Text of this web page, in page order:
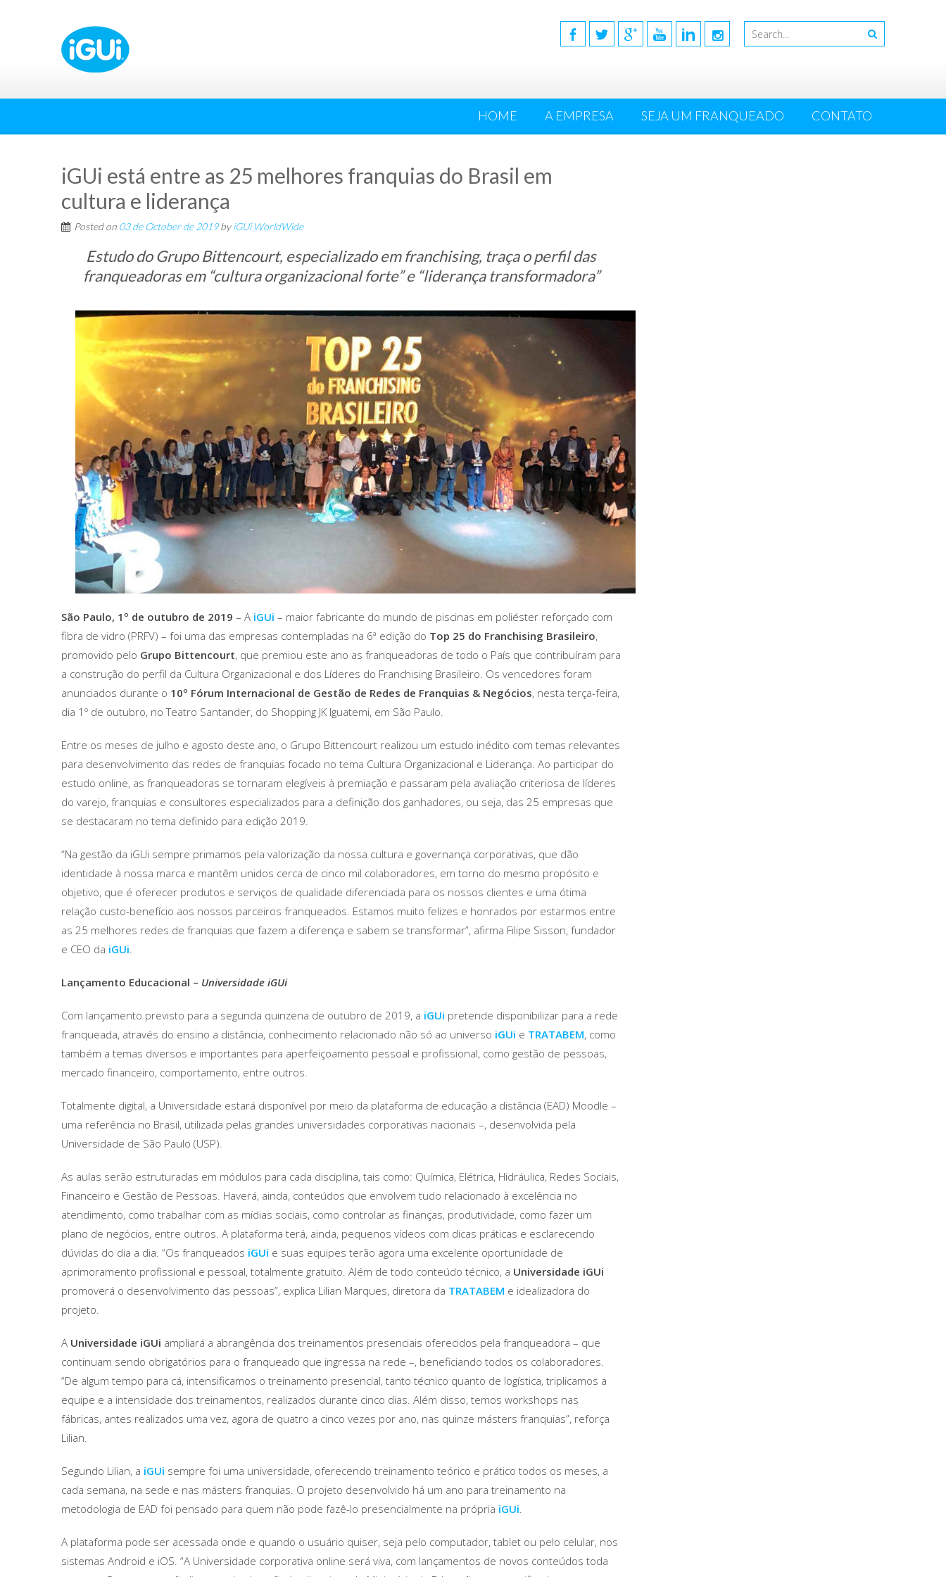
HOME A EMPRESA SEJA UM FRANQUEADO CONTATO
iGUi está entre as 25 melhores franquias do Brasil em
cultura e liderança
Posted on 03 de October de 2019byiGUi WorldWide
Estudo do Grupo Bittencourt, especializado em franchising, traça o perfil das
franqueadoras em “cultura organizacional forte” e “liderança transformadora”
São Paulo, 1º de outubro de 2019 – A iGUi – maior fabricante do mundo de piscinas em poliéster reforçado com
fibra de vidro (PRFV) – foi uma das empresas contempladas na 6ª edição do Top 25 do Franchising Brasileiro,
promovido pelo Grupo Bittencourt, que premiou este ano as franqueadoras de todo o País que contribuíram para
a construção do perfil da Cultura Organizacional e dos Líderes do Franchising Brasileiro. Os vencedores foram
anunciados durante o 10º Fórum Internacional de Gestão de Redes de Franquias & Negócios, nesta terça-feira,
dia 1º de outubro, no Teatro Santander, do Shopping JK Iguatemi, em São Paulo.
Entre os meses de julho e agosto deste ano, o Grupo Bittencourt realizou um estudo inédito com temas relevantes
para desenvolvimento das redes de franquias focado no tema Cultura Organizacional e Liderança. Ao participar do
estudo online, as franqueadoras se tornaram elegíveis à premiação e passaram pela avaliação criteriosa de líderes
do varejo, franquias e consultores especializados para a definição dos ganhadores, ou seja, das 25 empresas que
se destacaram no tema definido para edição 2019.
“Na gestão da iGUi sempre primamos pela valorização da nossa cultura e governança corporativas, que dão
identidade à nossa marca e mantêm unidos cerca de cinco mil colaboradores, em torno do mesmo propósito e
objetivo, que é oferecer produtos e serviços de qualidade diferenciada para os nossos clientes e uma ótima
relação custo-benefício aos nossos parceiros franqueados. Estamos muito felizes e honrados por estarmos entre
as 25 melhores redes de franquias que fazem a diferença e sabem se transformar”, afirma Filipe Sisson, fundador
e CEO da iGUi.
Lançamento Educacional – Universidade iGUi
Com lançamento previsto para a segunda quinzena de outubro de 2019, a iGUi pretende disponibilizar para a rede
franqueada, através do ensino a distância, conhecimento relacionado não só ao universo iGUi e TRATABEM, como
também a temas diversos e importantes para aperfeiçoamento pessoal e profissional, como gestão de pessoas,
mercado financeiro, comportamento, entre outros.
Totalmente digital, a Universidade estará disponível por meio da plataforma de educação a distância (EAD) Moodle –
uma referência no Brasil, utilizada pelas grandes universidades corporativas nacionais –, desenvolvida pela
Universidade de São Paulo (USP).
As aulas serão estruturadas em módulos para cada disciplina, tais como: Química, Elétrica, Hidráulica, Redes Sociais,
Financeiro e Gestão de Pessoas. Haverá, ainda, conteúdos que envolvem tudo relacionado à excelência no
atendimento, como trabalhar com as mídias sociais, como controlar as finanças, produtividade, como fazer um
plano de negócios, entre outros. A plataforma terá, ainda, pequenos vídeos com dicas práticas e esclarecendo
dúvidas do dia a dia. “Os franqueados iGUi e suas equipes terão agora uma excelente oportunidade de
aprimoramento profissional e pessoal, totalmente gratuito. Além de todo conteúdo técnico, a Universidade iGUi
promoverá o desenvolvimento das pessoas”, explica Lilian Marques, diretora da TRATABEM e idealizadora do
projeto.
A Universidade iGUi ampliará a abrangência dos treinamentos presenciais oferecidos pela franqueadora – que
continuam sendo obrigatórios para o franqueado que ingressa na rede –, beneficiando todos os colaboradores.
“De algum tempo para cá, intensificamos o treinamento presencial, tanto técnico quanto de logística, triplicamos a
equipe e a intensidade dos treinamentos, realizados durante cinco dias. Além disso, temos workshops nas
fábricas, antes realizados uma vez, agora de quatro a cinco vezes por ano, nas quinze másters franquias”, reforça
Lilian.
Segundo Lilian, a iGUi sempre foi uma universidade, oferecendo treinamento teórico e prático todos os meses, a
cada semana, na sede e nas másters franquias. O projeto desenvolvido há um ano para treinamento na
metodologia de EAD foi pensado para quem não pode fazê-lo presencialmente na própria iGUi.
A plataforma pode ser acessada onde e quando o usuário quiser, seja pelo computador, tablet ou pelo celular, nos
sistemas Android e iOS. “A Universidade corporativa online será viva, com lançamentos de novos conteúdos toda